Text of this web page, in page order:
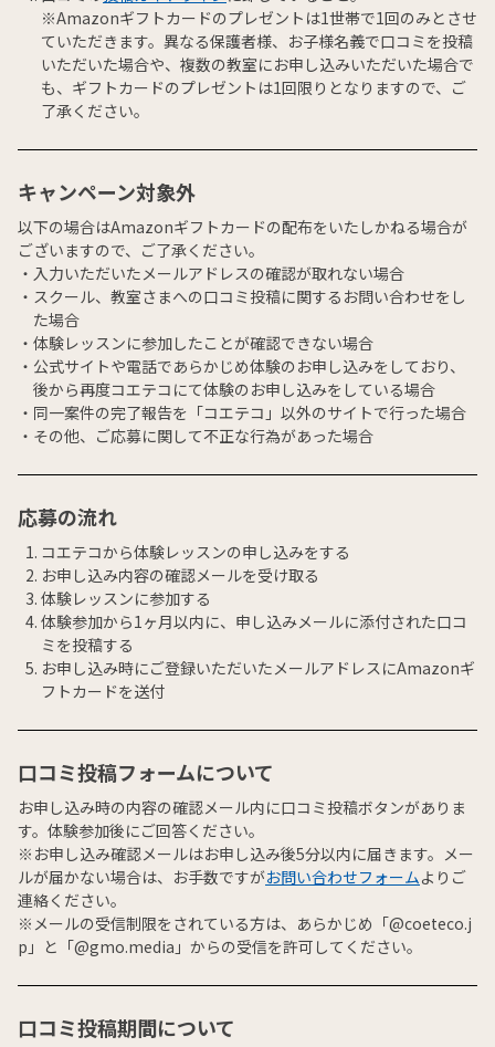
※Amazonギフトカードのプレゼントは1世帯で1回のみとさせ
ていただきます。異なる保護者様、お子様名義で口コミを投稿
いただいた場合や、複数の教室にお申し込みいただいた場合で
も、ギフトカードのプレゼントは1回限りとなりますので、ご
了承ください。
キャンペーン対象外
以下の場合はAmazonギフトカードの配布をいたしかねる場合が
ございますので、ご了承ください。
入力いただいたメールアドレスの確認が取れない場合
スクール、教室さまへの口コミ投稿に関するお問い合わせをし
た場合
体験レッスンに参加したことが確認できない場合
公式サイトや電話であらかじめ体験のお申し込みをしており、
後から再度コエテコにて体験のお申し込みをしている場合
同一案件の完了報告を「コエテコ」以外のサイトで行った場合
その他、ご応募に関して不正な行為があった場合
応募の流れ
コエテコから体験レッスンの申し込みをする
お申し込み内容の確認メールを受け取る
体験レッスンに参加する
体験参加から1ヶ月以内に、申し込みメールに添付された口コ
ミを投稿する
お申し込み時にご登録いただいたメールアドレスにAmazonギ
フトカードを送付
口コミ投稿フォームについて
お申し込み時の内容の確認メール内に口コミ投稿ボタンがありま
す。体験参加後にご回答ください。
※お申し込み確認メールはお申し込み後5分以内に届きます。メー
ルが届かない場合は、お手数ですがお問い合わせフォームよりご
連絡ください。
※メールの受信制限をされている方は、あらかじめ「@coeteco.j
p」と「@gmo.media」からの受信を許可してください。
口コミ投稿期間について